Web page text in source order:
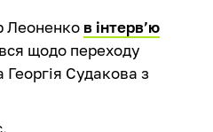
Леоненко в інтерв’ю
щодо переходу
Судакова з